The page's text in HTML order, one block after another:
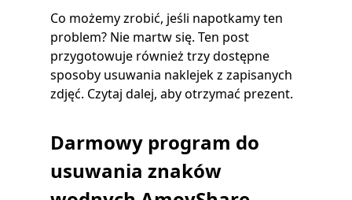
Co możemy zrobić, jeśli napotkamy ten
problem? Nie martw się. Ten post
przygotowuje również trzy dostępne
sposoby usuwania naklejek z zapisanych
zdjęć. Czytaj dalej, aby otrzymać prezent.
Darmowy program do
usuwania znaków